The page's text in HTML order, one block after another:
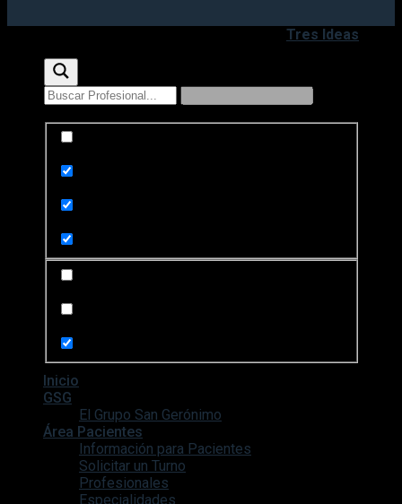
Tres Ideas
Inicio
GSG
El Grupo San Gerónimo
Área Pacientes
Información para Pacientes
Solicitar un Turno
Profesionales
Especialidades